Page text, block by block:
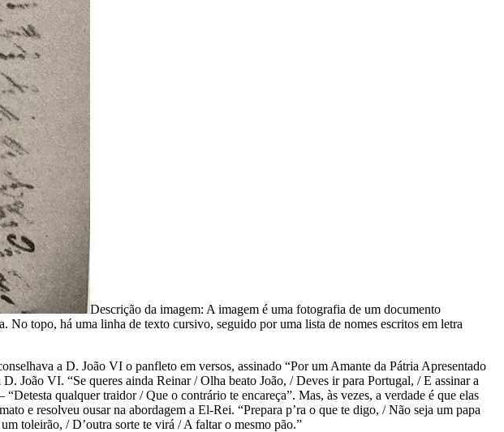
Descrição da imagem: A imagem é uma fotografia de um documento
No topo, há uma linha de texto cursivo, seguido por uma lista de nomes escritos em letra
a D. João VI o panfleto em versos, assinado “Por um Amante da Pátria Apresentado
João VI. “Se queres ainda Reinar / Olha beato João, / Deves ir para Portugal, / E assinar a
qualquer traidor / Que o contrário te encareça”. Mas, às vezes, a verdade é que elas
e resolveu ousar na abordagem a El-Rei. “Prepara p’ra o que te digo, / Não seja um papa
toleirão, / D’outra sorte te virá / A faltar o mesmo pão.”